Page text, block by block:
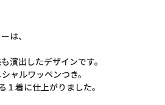
は、
演出したデザインです。
ャルワッペンつき。
着に仕上がりました。